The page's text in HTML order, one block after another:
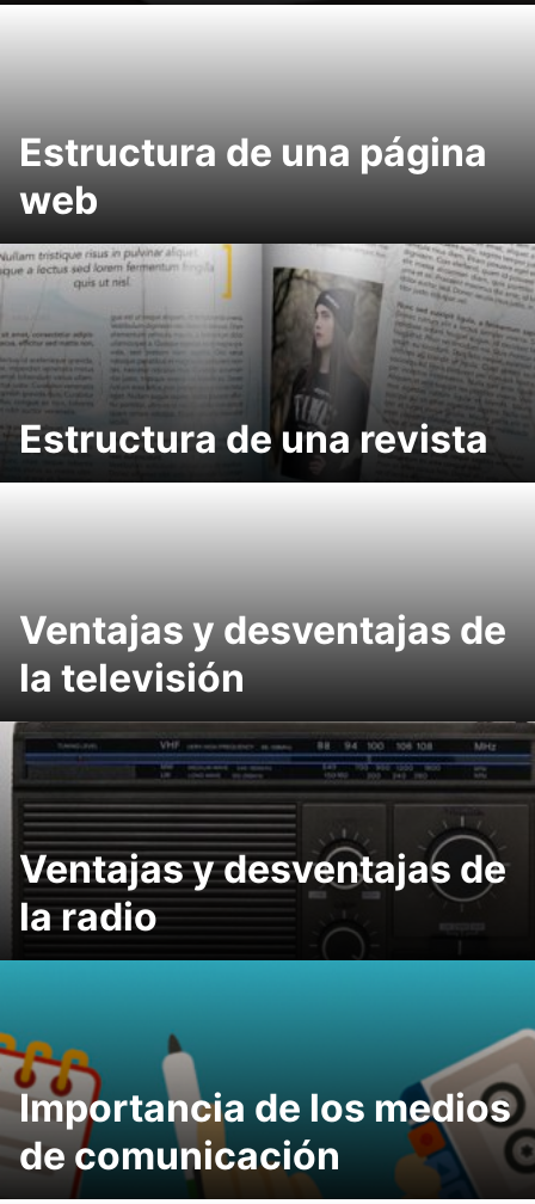
Estructura de una página
web
Estructura de una revista
Ventajas y desventajas de
la televisión
Ventajas y desventajas de
la radio
Importancia de los medios
de comunicación